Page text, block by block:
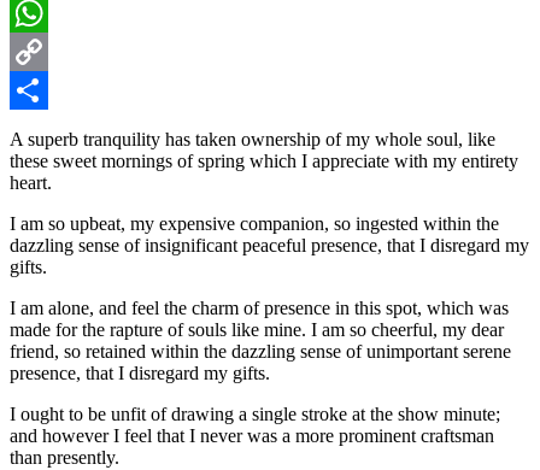
LinkedIn
WhatsApp
Copy
Link
Share
A superb tranquility has taken ownership of my whole soul, like
these sweet mornings of spring which I appreciate with my entirety
heart.
I am so upbeat, my expensive companion, so ingested within the
dazzling sense of insignificant peaceful presence, that I disregard my
gifts.
I am alone, and feel the charm of presence in this spot, which was
made for the rapture of souls like mine. I am so cheerful, my dear
friend, so retained within the dazzling sense of unimportant serene
presence, that I disregard my gifts.
I ought to be unfit of drawing a single stroke at the show minute;
and however I feel that I never was a more prominent craftsman
than presently.